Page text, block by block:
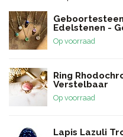
Edelstenen -
Op voorraad
Ring
Verstelbaar
Op voorraad
Lapis Lazuli